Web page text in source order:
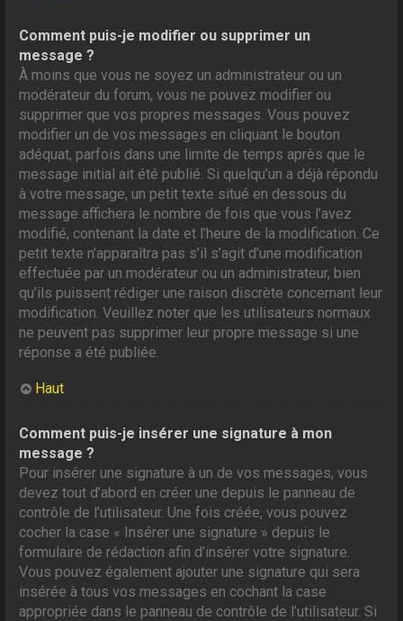
Comment puis-je modifier ou supprimer un
message ?
À moins que vous ne soyez un administrateur ou un
modérateur du forum, vous ne pouvez modifier ou
supprimer que vos propres messages. Vous pouvez
modifier un de vos messages en cliquant le bouton
adéquat, parfois dans une limite de temps après que le
message initial ait été publié. Si quelqu’un a déjà répondu
à votre message, un petit texte situé en dessous du
message affichera le nombre de fois que vous l’avez
modifié, contenant la date et l’heure de la modification. Ce
petit texte n’apparaîtra pas s’il s’agit d’une modification
effectuée par un modérateur ou un administrateur, bien
qu’ils puissent rédiger une raison discrète concernant leur
modification. Veuillez noter que les utilisateurs normaux
ne peuvent pas supprimer leur propre message si une
réponse a été publiée.
Haut
Comment puis-je insérer une signature à mon
message ?
Pour insérer une signature à un de vos messages, vous
devez tout d’abord en créer une depuis le panneau de
contrôle de l’utilisateur. Une fois créée, vous pouvez
cocher la case « Insérer une signature » depuis le
formulaire de rédaction afin d’insérer votre signature.
Vous pouvez également ajouter une signature qui sera
insérée à tous vos messages en cochant la case
appropriée dans le panneau de contrôle de l’utilisateur. Si